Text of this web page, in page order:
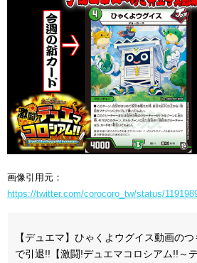
画像引用元：
https://twitter.com/corocoro_tw/status/
【デュエマ】ひゃくよウグイス動画の
で引退!!【激闘!デュエマコロシアム!!～